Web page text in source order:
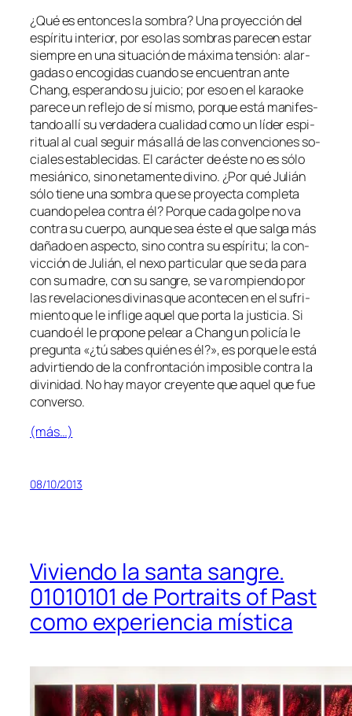
¿Qué es en­ton­ces la som­bra? Una pro­yec­ción del
es­pí­ri­tu in­te­rior, por eso las som­bras pa­re­cen es­tar
siem­pre en una si­tua­ción de má­xi­ma ten­sión: alar­
ga­das o en­co­gi­das cuan­do se en­cuen­tran an­te
Chang, es­pe­ran­do su jui­cio; por eso en el ka­rao­ke
pa­re­ce un re­fle­jo de sí mis­mo, por­que es­tá ma­ni­fes­
tan­do allí su ver­da­de­ra cua­li­dad co­mo un lí­der es­pi­
ri­tual al cual se­guir más allá de las con­ven­cio­nes so­
cia­les es­ta­ble­ci­das. El ca­rác­ter de és­te no es só­lo
me­siá­ni­co, sino ne­ta­men­te di­vino. ¿Por qué Julián
só­lo tie­ne una som­bra que se pro­yec­ta com­ple­ta
cuan­do pe­lea con­tra él? Porque ca­da gol­pe no va
con­tra su cuer­po, aun­que sea és­te el que sal­ga más
da­ña­do en as­pec­to, sino con­tra su es­pí­ri­tu; la con­
vic­ción de Julián, el ne­xo par­ti­cu­lar que se da pa­ra
con su ma­dre, con su san­gre, se va rom­pien­do por
las re­ve­la­cio­nes di­vi­nas que acon­te­cen en el su­fri­
mien­to que le in­fli­ge aquel que por­ta la jus­ti­cia. Si
cuan­do él le pro­po­ne pe­lear a Chang un po­li­cía le
pre­gun­ta «¿tú sa­bes quién es él?», es por­que le es­tá
ad­vir­tien­do de la con­fron­ta­ción im­po­si­ble con­tra la
di­vi­ni­dad. No hay ma­yor cre­yen­te que aquel que fue
converso.
(más…)
08/10/2013
Viviendo la santa sangre.
01010101 de Portraits of Past
como experiencia mística